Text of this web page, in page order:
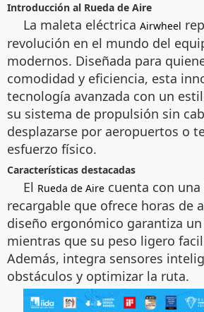
Introducción al Rueda de Aire
La maleta eléctrica Airwheel
revolución en el mundo del
modernos. Diseñada para
comodidad y eficiencia, esta
tecnología avanzada con un
su sistema de propulsión sin
desplazarse por aeropuertos o
esfuerzo físico.
Características destacadas
El Rueda de Aire cuenta con
recargable que ofrece horas de
diseño ergonómico garantiza
mientras que su peso ligero
Además, integra sensores
obstáculos y optimizar la ruta.